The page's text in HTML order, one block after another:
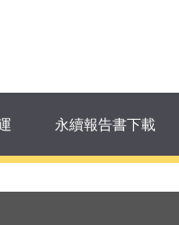
永續報告書下載